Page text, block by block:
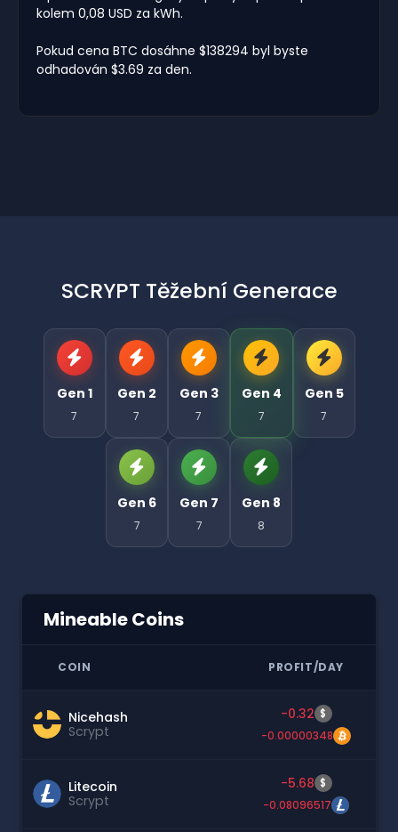
kolem 0,08 USD za kWh.
Pokud cena BTC dosáhne $138294 byl byste
odhadován $3.69 za den.
SCRYPT Těžební Generace
Gen 1
7
Gen 2
7
Gen 3
7
Gen 4
7
Gen 5
7
Gen 6
7
Gen 7
7
Gen 8
8
Mineable Coins
COIN PROFIT/DAY
Nicehash
Scrypt
-0.32 $
-0.00000348
Litecoin
Scrypt
-5.68 $
-0.08096517